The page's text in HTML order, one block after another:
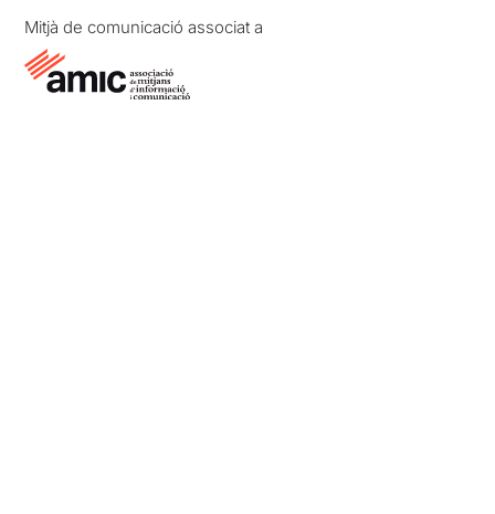
Mitjà de comunicació associat a